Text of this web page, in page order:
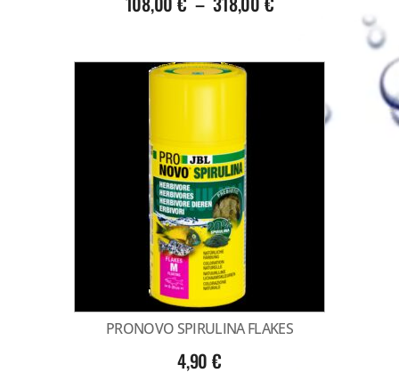
PRONOVO SPIRULINA FLAKES
4,90€